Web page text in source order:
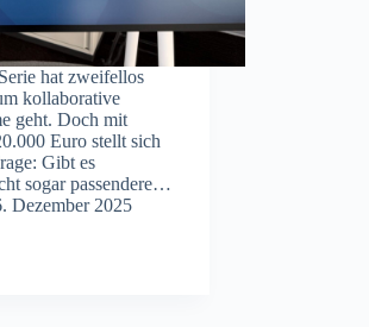
hat zweifellos
kollaborative
geht. Doch mit
Euro stellt sich
Gibt es
sogar passendere…
Dezember 2025